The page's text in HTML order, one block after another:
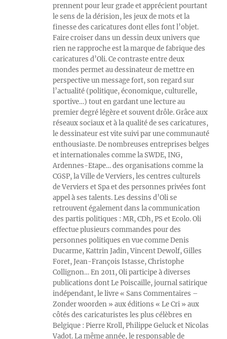
prennent pour leur grade et apprécient pourtant
le sens de la dérision, les jeux de mots et la
finesse des caricatures dont elles font l’objet.
Faire croiser dans un dessin deux univers que
rien ne rapproche est la marque de fabrique des
caricatures d’Oli. Ce contraste entre deux
mondes permet au dessinateur de mettre en
perspective un message fort, son regard sur
l’actualité (politique, économique, culturelle,
sportive…) tout en gardant une lecture au
premier degré légère et souvent drôle. Grâce aux
réseaux sociaux et à la qualité de ses caricatures,
le dessinateur est vite suivi par une communauté
enthousiaste. De nombreuses entreprises belges
et internationales comme la SWDE, ING,
Ardennes-Etape… des organisations comme la
CGSP, la Ville de Verviers, les centres culturels
de Verviers et Spa et des personnes privées font
appel à ses talents. Les dessins d’Oli se
retrouvent également dans la communication
des partis politiques : MR, CDh, PS et Ecolo. Oli
effectue plusieurs commandes pour des
personnes politiques en vue comme Denis
Ducarme, Kattrin Jadin, Vincent Dewolf, Gilles
Foret, Jean-François Istasse, Christophe
Collignon… En 2011, Oli participe à diverses
publications dont Le Poiscaille, journal satirique
indépendant, le livre « Sans Commentaires –
Zonder woorden » aux éditions « Le Cri » aux
côtés des caricaturistes les plus célèbres en
Belgique : Pierre Kroll, Philippe Geluck et Nicolas
Vadot. La même année, le responsable de